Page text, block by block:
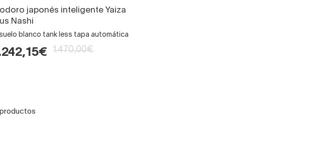
japonés inteligente Yaiza
Nashi
blanco tank less tapa automática
1.470,00€
productos